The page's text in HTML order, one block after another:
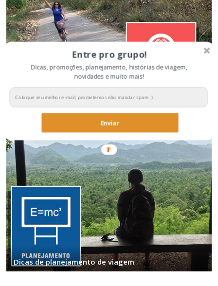
Dicas para economizar na viagem
Dicas de planejamento de viagem
Entre pro grupo!
Dicas, promoções, planejamento, histórias de viagem,
novidades e muito mais!
Enviar